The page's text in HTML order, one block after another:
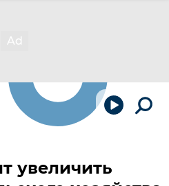
увеличить